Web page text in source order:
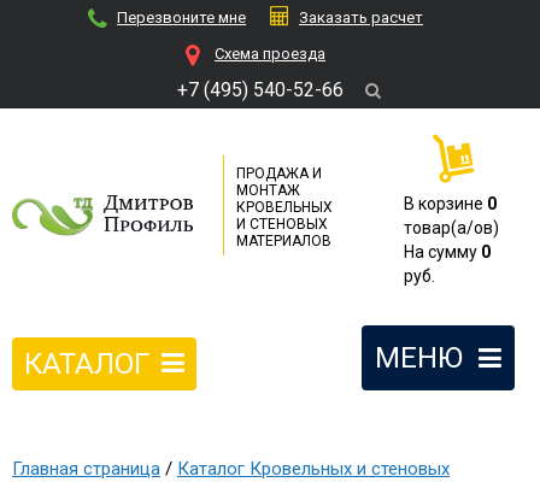
Перезвоните мне
Заказать расчет
Cхема проезда
+7 (495) 540-52-66
ПРОДАЖА И
МОНТАЖ
КРОВЕЛЬНЫХ
И СТЕНОВЫХ
МАТЕРИАЛОВ
В корзине 0
товар(a/ов)
На сумму 0
руб.
МЕНЮ
КАТАЛОГ
Главная страница / Каталог Кровельных и стеновых